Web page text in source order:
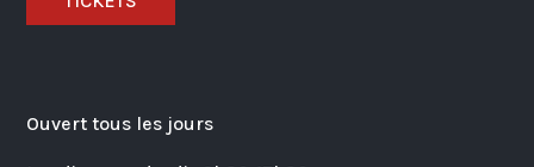
Ouvert tous les jours